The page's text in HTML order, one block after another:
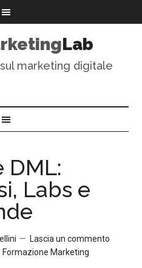
Lab
marketing digitale
DML:
Labs e
Lascia un commento
Formazione Marketing